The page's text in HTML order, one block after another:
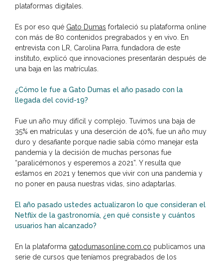
plataformas digitales.
Es por eso qué Gato Dumas fortaleció su plataforma online
con más de 80 contenidos pregrabados y en vivo. En
entrevista con LR, Carolina Parra, fundadora de este
instituto, explicó que innovaciones presentarán después de
una baja en las matrículas.
¿Cómo le fue a Gato Dumas el año pasado con la
llegada del covid-19?
Fue un año muy difícil y complejo. Tuvimos una baja de
35% en matrículas y una deserción de 40%, fue un año muy
duro y desafiante porque nadie sabía cómo manejar esta
pandemia y la decisión de muchas personas fue
“paralicémonos y esperemos a 2021”. Y resulta que
estamos en 2021 y tenemos que vivir con una pandemia y
no poner en pausa nuestras vidas, sino adaptarlas.
El año pasado ustedes actualizaron lo que consideran el
Netflix de la gastronomía, ¿en qué consiste y cuántos
usuarios han alcanzado?
En la plataforma gatodumasonline.com.co publicamos una
serie de cursos que teníamos pregrabados de los